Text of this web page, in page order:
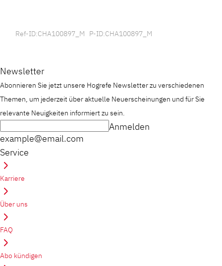
Ref-ID:CHA100897_M P-ID:CHA100897_M
Newsletter
Abonnieren Sie jetzt unsere Hogrefe Newsletter zu verschiedenen
Themen, um jederzeit über aktuelle Neuerscheinungen und für Sie
relevante Neuigkeiten informiert zu sein.
example@email.com
Anmelden
Service
Karriere
Über uns
FAQ
Abo kündigen